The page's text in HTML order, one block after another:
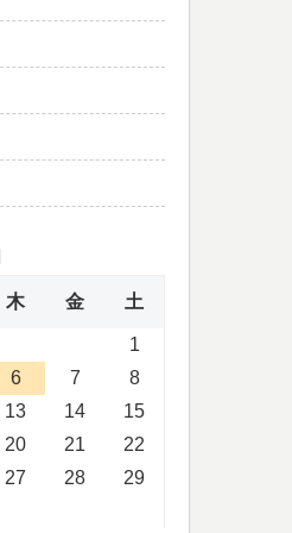
木 金 土
1
6 7
8
13 14
15
20 21
22
27 28
29